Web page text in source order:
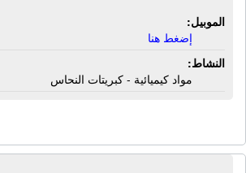
الموبيل:
إضغط هنا
النشاط:
مواد كيميائية - كبريتات النحاس